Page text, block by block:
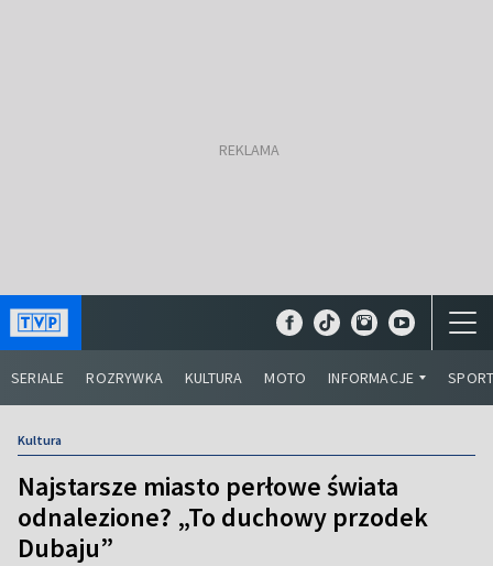
SERIALE ROZRYWKA KULTURA MOTO INFORMACJE
Kultura
Najstarsze miasto perłowe świata
odnalezione? „To duchowy przodek
Dubaju”